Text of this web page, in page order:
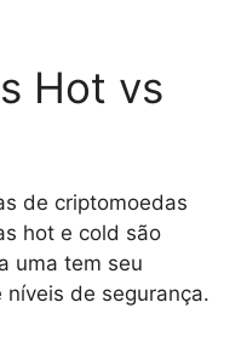
Hot vs
de criptomoedas
hot e cold são
uma tem seu
de segurança.